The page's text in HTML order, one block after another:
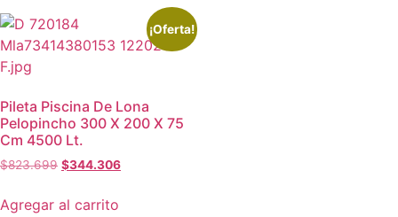
¡Oferta!
Pileta Piscina De Lona
Pelopincho 300 X 200 X 75
Cm 4500 Lt.
$823.699 $344.306
Agregar al carrito